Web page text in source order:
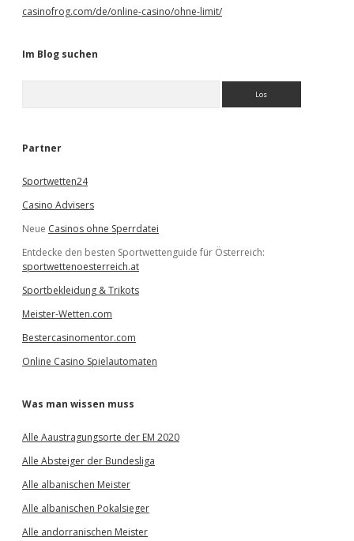
casinofrog.com/de/online-casino/ohne-limit/
Im Blog suchen
e
Partner
Sportwetten24
Casino Advisers
Neue Casinos ohne Sperrdatei
Entdecke den besten Sportwettenguide für Österreich:
sportwettenoesterreich.at
Sportbekleidung & Trikots
Meister-Wetten.com
Bestercasinomentor.com
Online Casino Spielautomaten
Was man wissen muss
Alle Aaustragungsorte der EM 2020
Alle Absteiger der Bundesliga
Alle albanischen Meister
Alle albanischen Pokalsieger
Alle andorranischen Meister